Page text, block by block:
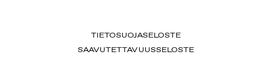
TIETOSUOJASELOSTE
SAAVUTETTAVUUSSELOSTE